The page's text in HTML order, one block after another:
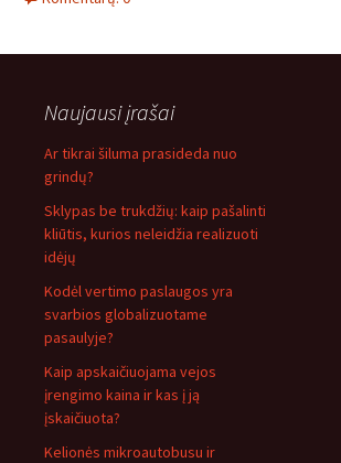
Naujausi įrašai
Ar tikrai šiluma prasideda nuo
grindų?
Sklypas be trukdžių: kaip pašalinti
kliūtis, kurios neleidžia realizuoti
idėjų
Kodėl vertimo paslaugos yra
svarbios globalizuotame
pasaulyje?
Kaip apskaičiuojama vejos
įrengimo kaina ir kas į ją
įskaičiuota?
Kelionės mikroautobusu ir